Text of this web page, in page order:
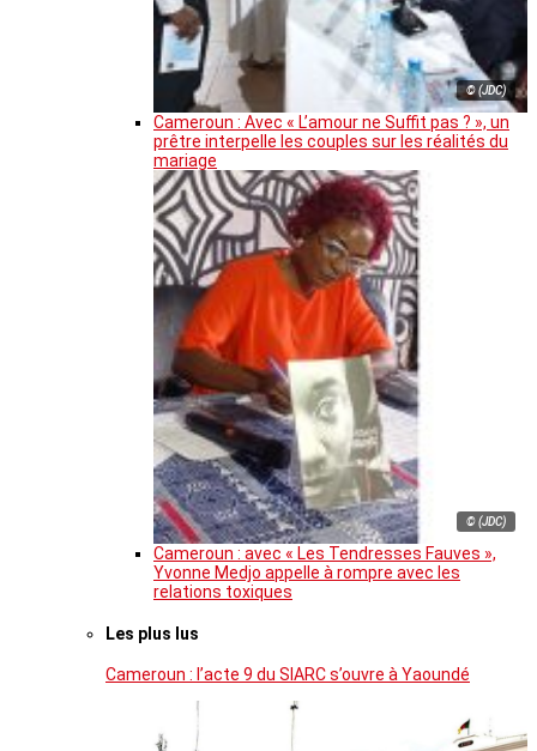
© (JDC)
Cameroun : Avec « L’amour ne Suffit pas ? », un
prêtre interpelle les couples sur les réalités du
mariage
© (JDC)
Cameroun : avec « Les Tendresses Fauves »,
Yvonne Medjo appelle à rompre avec les
relations toxiques
Les plus lus
Cameroun : l’acte 9 du SIARC s’ouvre à Yaoundé